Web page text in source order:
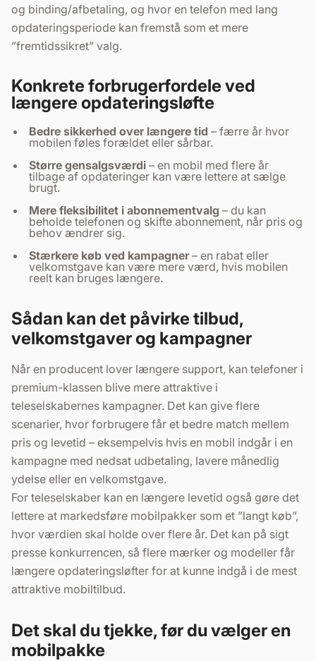
og binding/afbetaling, og hvor en telefon med lang
opdateringsperiode kan fremstå som et mere
”fremtidssikret” valg.
Konkrete forbrugerfordele ved
længere opdateringsløfte
Bedre sikkerhed over længere tid – færre år hvor
mobilen føles forældet eller sårbar.
Større gensalgsværdi – en mobil med flere år
tilbage af opdateringer kan være lettere at sælge
brugt.
Mere fleksibilitet i abonnementvalg – du kan
beholde telefonen og skifte abonnement, når pris og
behov ændrer sig.
Stærkere køb ved kampagner– en rabat eller
velkomstgave kan være mere værd, hvis mobilen
reelt kan bruges længere.
Sådan kan det påvirke tilbud,
velkomstgaver og kampagner
Når en producent lover længere support, kan telefoner i
premium-klassen blive mere attraktive i
teleselskabernes kampagner. Det kan give flere
scenarier, hvor forbrugere får et bedre match mellem
pris og levetid – eksempelvis hvis en mobil indgår i en
kampagne med nedsat udbetaling, lavere månedlig
ydelse eller en velkomstgave.
For teleselskaber kan en længere levetid også gøre det
lettere at markedsføre mobilpakker som et ”langt køb”,
hvor værdien skal holde over flere år. Det kan på sigt
presse konkurrencen, så flere mærker og modeller får
længere opdateringsløfter for at kunne indgå i de mest
attraktive mobiltilbud.
Det skal du tjekke, før du vælger en
mobilpakke